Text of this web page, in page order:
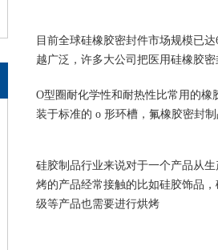
目前全球硅橡胶密封件市场规模已
越广泛，许多大公司把医用硅橡胶
O型圈耐化学性和耐热性比常用的
装于标准的 o 形环槽，氟橡胶密封
硅胶制品行业来说对于一个产品从
烤的产品经常接触的比如硅胶饰品
级等产品也需要进行烘烤